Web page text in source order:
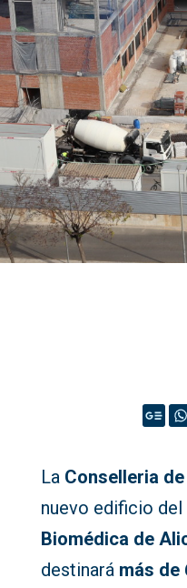
La Conselleria
nuevo edificio del
Biomédica de
destinará más de